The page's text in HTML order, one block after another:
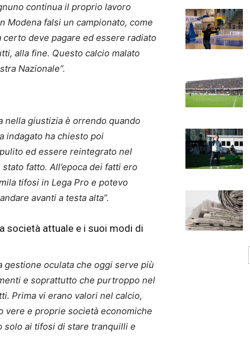
continua il proprio lavoro
Modena falsi un campionato, come
deve pagare ed essere radiato
alla fine. Questo calcio malato
Nazionale”.
nella giustizia è orrendo quando
indagato ha chiesto poi
ed essere reintegrato nel
fatto. All’epoca dei fatti ero
tifosi in Lega Pro e potevo
avanti a testa alta”.
società attuale e i suoi modi di
gestione oculata che oggi serve più
e soprattutto che purtroppo nel
Prima vi erano valori nel calcio,
vere e proprie società economiche
solo ai tifosi di stare tranquilli e